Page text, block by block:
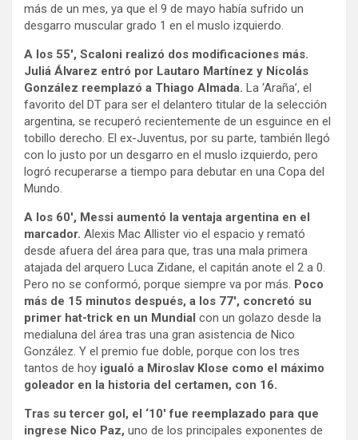
más de un mes, ya que el 9 de mayo había sufrido un
desgarro muscular grado 1 en el muslo izquierdo.
A los 55′, Scaloni realizó dos modificaciones más.
Juliá Álvarez entró por Lautaro Martínez y Nicolás
González reemplazó a Thiago Almada. La ‘Araña’, el
favorito del DT para ser el delantero titular de la selección
argentina, se recuperó recientemente de un esguince en el
tobillo derecho. El ex-Juventus, por su parte, también llegó
con lo justo por un desgarro en el muslo izquierdo, pero
logró recuperarse a tiempo para debutar en una Copa del
Mundo.
A los 60′, Messi aumentó la ventaja argentina en el
marcador. Alexis Mac Allister vio el espacio y remató
desde afuera del área para que, tras una mala primera
atajada del arquero Luca Zidane, el capitán anote el 2 a 0.
Pero no se conformó, porque siempre va por más. Poco
más de 15 minutos después, a los 77′, concretó su
primer hat-trick en un Mundial con un golazo desde la
medialuna del área tras una gran asistencia de Nico
González. Y el premio fue doble, porque con los tres
tantos de hoy igualó a Miroslav Klose como el máximo
goleador en la historia del certamen, con 16.
Tras su tercer gol, el ‘10′ fue reemplazado para que
ingrese Nico Paz, uno de los principales exponentes de